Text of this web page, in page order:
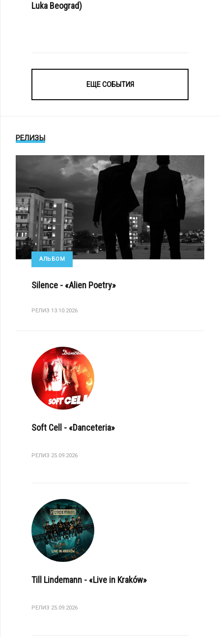
Luka Beograd)
ЕЩЕ СОБЫТИЯ
РЕЛИЗЫ
АЛЬБОМ
Silence - «Alien Poetry»
РЕЛИЗ 13.10.2026
Soft Cell - «Danceteria»
РЕЛИЗ 25.09.2026
Till Lindemann - «Live in Kraków»
РЕЛИЗ 25.09.2026